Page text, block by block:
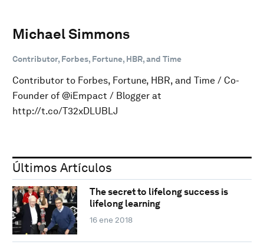
Michael Simmons
Contributor, Forbes, Fortune, HBR, and Time
Contributor to Forbes, Fortune, HBR, and Time / Co-
Founder of @iEmpact / Blogger at
http://t.co/T32xDLUBLJ
Últimos Artículos
The secret to lifelong success is
lifelong learning
16 ene 2018